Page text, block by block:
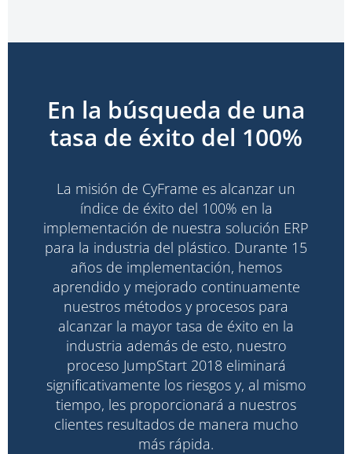
En la búsqueda de una
tasa de éxito del 100%
La misión de CyFrame es alcanzar un
índice de éxito del 100% en la
implementación de nuestra solución ERP
para la industria del plástico. Durante 15
años de implementación, hemos
aprendido y mejorado continuamente
nuestros métodos y procesos para
alcanzar la mayor tasa de éxito en la
industria además de esto, nuestro
proceso JumpStart 2018 eliminará
significativamente los riesgos y, al mismo
tiempo, les proporcionará a nuestros
clientes resultados de manera mucho
más rápida.